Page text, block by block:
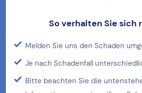
So verhalten Sie sich
Melden Sie uns den Schaden
Je nach Schadenfall
Bitte beachten Sie die